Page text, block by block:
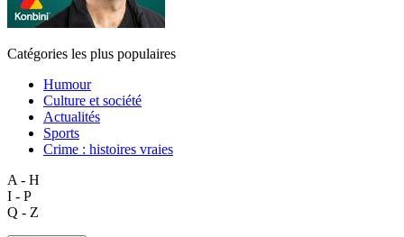
Catégories les plus populaires
Humour
Culture et société
Actualités
Sports
Crime : histoires vraies
A - H
I - P
Q - Z